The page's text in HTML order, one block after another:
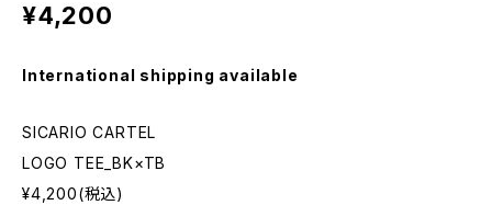
¥4,200
International shipping available
SICARIO CARTEL
LOGO TEE_BK×TB
¥4,200(税込)